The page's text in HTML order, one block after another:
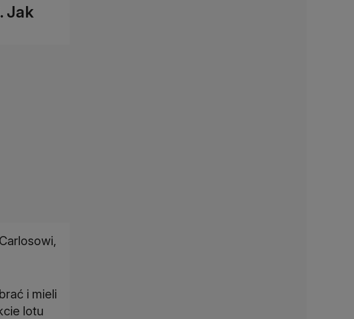
Jak
i mieli
lotu